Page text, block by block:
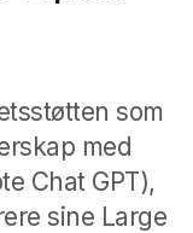
som
med
Chat GPT),
sine Large